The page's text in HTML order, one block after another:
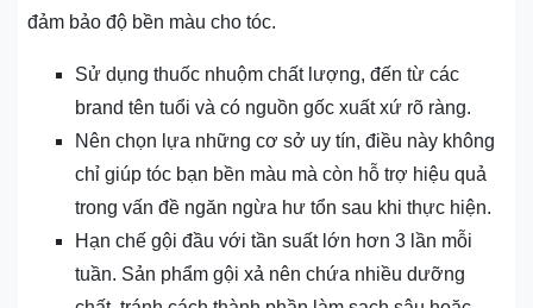
đảm bảo độ bền màu cho tóc.
Sử dụng thuốc nhuộm chất lượng, đến từ các
brand tên tuổi và có nguồn gốc xuất xứ rõ ràng.
Nên chọn lựa những cơ sở uy tín, điều này không
chỉ giúp tóc bạn bền màu mà còn hỗ trợ hiệu quả
trong vấn đề ngăn ngừa hư tổn sau khi thực hiện.
Hạn chế gội đầu với tần suất lớn hơn 3 lần mỗi
tuần. Sản phẩm gội xả nên chứa nhiều dưỡng